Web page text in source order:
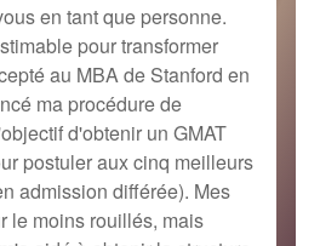
en tant que personne.
pour transformer
au MBA de Stanford en
ma procédure de
d'obtenir un GMAT
postuler aux cinq meilleurs
admission différée). Mes
le moins rouillés, mais